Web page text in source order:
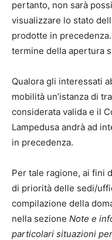
pertanto, non sarà
visualizzare lo stato
prodotte in
termine della apertura
Qualora gli interessati
mobilità un’istanza di
considerata valida e il
Lampedusa andrà ad
in precedenza.
Per tale ragione, ai fini
di priorità delle sedi/
compilazione della
nella sezione Note e
particolari situazioni